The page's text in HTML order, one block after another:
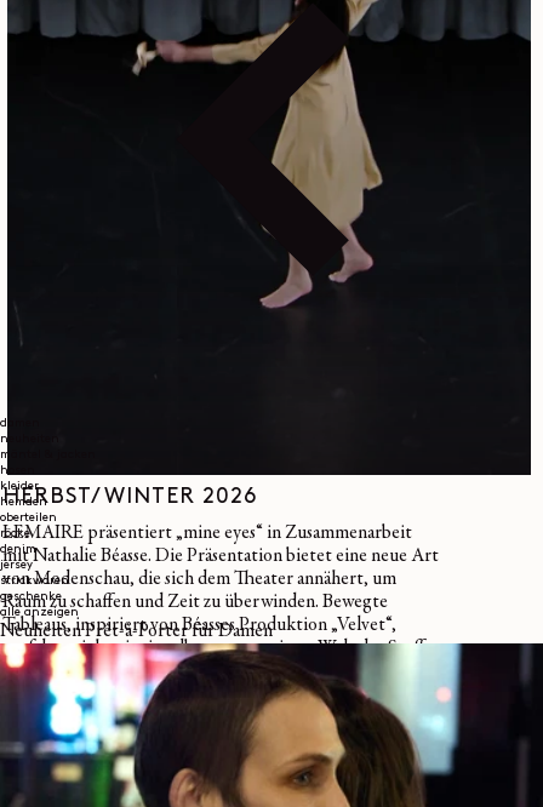
damen
neuheiten
mäntel & jacken
hosen
kleider
hemden
oberteilen
röcke
denim
jersey
strickwaren
geschenke
alle anzeigen
Neuheiten Prêt-à-Porter für Damen
HERBST/WINTER 2026
LEMAIRE präsentiert „mine eyes“ in Zusammenarbeit
mit Nathalie Béasse. Die Präsentation bietet eine neue Art
von Modenschau, die sich dem Theater annähert, um
Raum zu schaffen und Zeit zu überwinden. Bewegte
Tableaus, inspiriert von Béasses Produktion „Velvet“,
entfalten sich, wie sie selbst sagt, zu einer „Welt der Stoffe,
in der Farben sprechen“.
MEHR ERFAHREN